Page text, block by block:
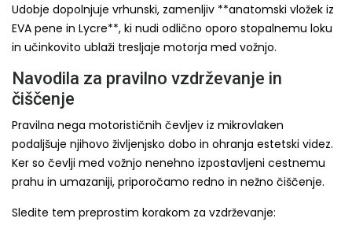
Udobje dopolnjuje vrhunski, zamenljiv **anatomski vložek iz
EVA pene in Lycre**, ki nudi odlično oporo stopalnemu loku
in učinkovito ublaži tresljaje motorja med vožnjo.
Navodila za pravilno vzdrževanje in
čiščenje
Pravilna nega motorističnih čevljev iz mikrovlaken
podaljšuje njihovo življenjsko dobo in ohranja estetski videz.
Ker so čevlji med vožnjo nenehno izpostavljeni cestnemu
prahu in umazaniji, priporočamo redno in nežno čiščenje.
Sledite tem preprostim korakom za vzdrževanje: